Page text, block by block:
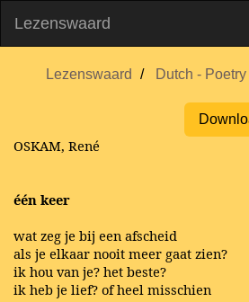
Lezenswaard
Lezenswaard Dutch - Poetry
OSKAM, René
één keer
wat zeg je bij een afscheid
als je elkaar nooit meer gaat zien?
ik hou van je? het beste?
ik heb je lief? of heel misschien